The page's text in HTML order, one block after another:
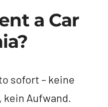
a Car
sofort – keine
Aufwand.